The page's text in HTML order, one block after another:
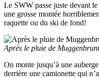
Le SWW passe juste devant
une grosse montée
raquette ou du ski de fond!
Après le pluie de
On monte jusqu’à une
derrière une camionette qui